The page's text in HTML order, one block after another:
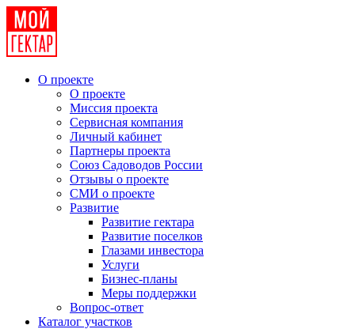
О проекте
О проекте
Миссия проекта
Сервисная компания
Личный кабинет
Партнеры проекта
Союз Садоводов России
Отзывы о проекте
СМИ о проекте
Развитие
Развитие гектара
Развитие поселков
Глазами инвестора
Услуги
Бизнес-планы
Меры поддержки
Вопрос-ответ
Каталог участков